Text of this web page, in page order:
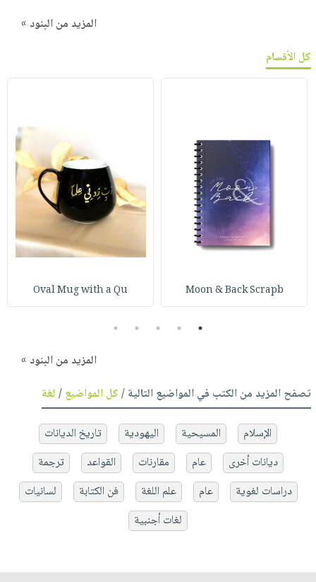
المزيد من البنود »
كل الأقسام
Moon & Back Scrapb
Oval Mug with a Qu
1
2
3
4
5
المزيد من البنود »
تصفح المزيد من الكتب في المواضيع التالية /كل المواضيع/لغة
الإسلام المسيحية اليهودية
تاريخ الديانات
ديانات أخرى
عام مقارنات القواعد
ترجمة
دراسات لغوية
عام علم اللغة فن الكتابة
لسانيات
لغات أجنبية